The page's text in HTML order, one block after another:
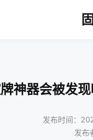
神器会被发
发布时间：
发布